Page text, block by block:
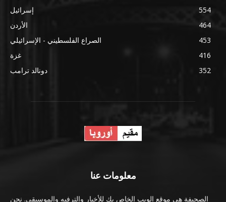
إسرائيل
554
الأردن
464
الصراع الفلسطيني - الإسرائيلي
453
غزة
416
دونالد ترامب
352
معلومات عنا
الصحيفة هي موقع الويب الخاص بك للأخبار والترفيه والموسيقى. نحن